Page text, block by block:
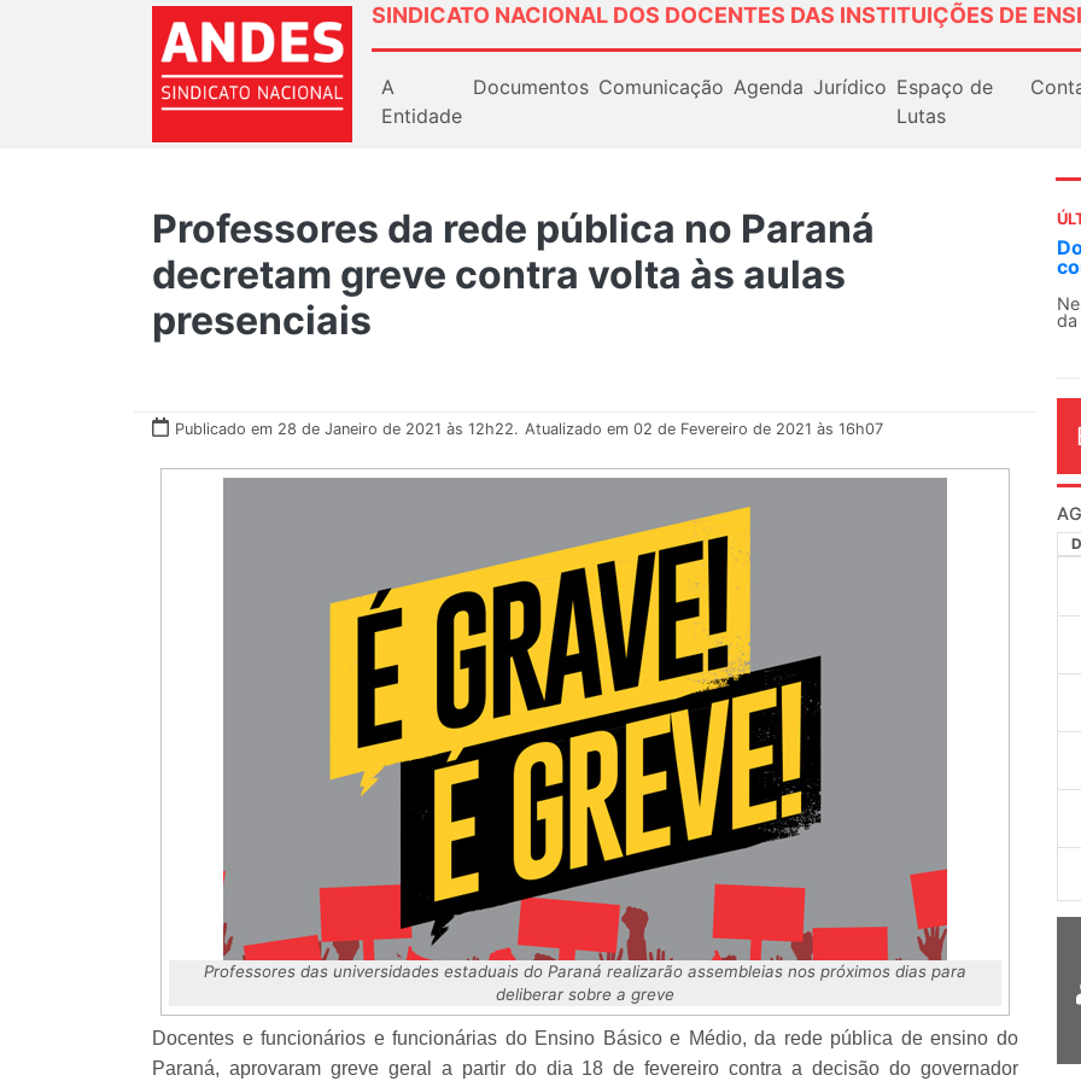
SINDICATO NACIONAL DOS DOCENTES DAS INSTITUIÇÕES DE
A
Entidade
Documentos Comunicação Agenda Jurídico Espaço de
Lutas
Professores da rede pública no Paraná
decretam greve contra volta às aulas
presenciais
Publicado em 28 de Janeiro de 2021 às 12h22. Atualizado em 02 de Fevereiro de 2021 às 16h07
Professores das universidades estaduais do Paraná realizarão assembleias nos próximos dias para
deliberar sobre a greve
Docentes e funcionários e funcionárias do Ensino Básico e Médio, da rede pública de ensino do
Paraná, aprovaram greve geral a partir do dia 18 de fevereiro contra a decisão do governador
O